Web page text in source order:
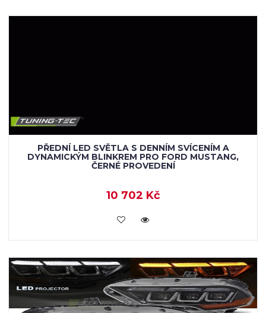
PŘEDNÍ LED SVĚTLA S DENNÍM SVÍCENÍM A
DYNAMICKÝM BLINKREM PRO FORD MUSTANG,
ČERNÉ PROVEDENÍ
10 702 Kč
KOUPIT